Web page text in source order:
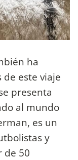
ha
este viaje
presenta
al mundo
es un
y
de 50